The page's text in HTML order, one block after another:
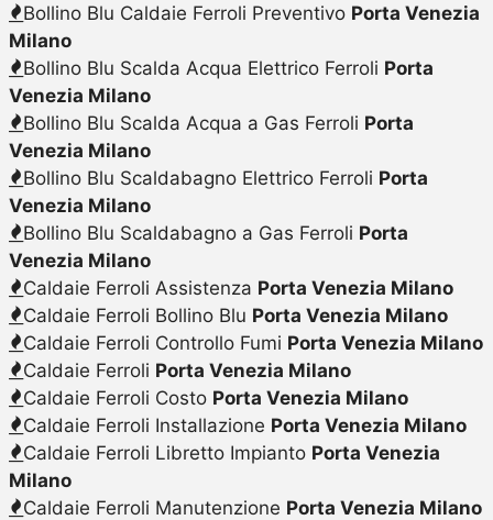
Bollino Blu Caldaie Ferroli Preventivo Porta Venezia
Milano
Bollino Blu Scalda Acqua Elettrico Ferroli Porta
Venezia Milano
Bollino Blu Scalda Acqua a Gas Ferroli Porta
Venezia Milano
Bollino Blu Scaldabagno Elettrico Ferroli Porta
Venezia Milano
Bollino Blu Scaldabagno a Gas Ferroli Porta
Venezia Milano
Caldaie Ferroli Assistenza Porta Venezia Milano
Caldaie Ferroli Bollino Blu Porta Venezia Milano
Caldaie Ferroli Controllo Fumi Porta Venezia Milano
Caldaie Ferroli Porta Venezia Milano
Caldaie Ferroli Costo Porta Venezia Milano
Caldaie Ferroli Installazione Porta Venezia Milano
Caldaie Ferroli Libretto Impianto Porta Venezia
Milano
Caldaie Ferroli Manutenzione Porta Venezia Milano